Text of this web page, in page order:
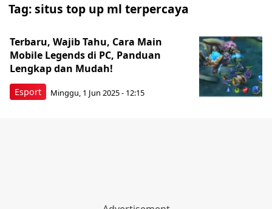
Tag:situs top up ml terpercaya
Esport
Terbaru, Wajib Tahu, Cara Main
Mobile Legends di PC, Panduan
Lengkap dan Mudah!
Minggu, 1 Jun 2025 - 12:15